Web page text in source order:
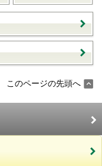
このページの先頭へ